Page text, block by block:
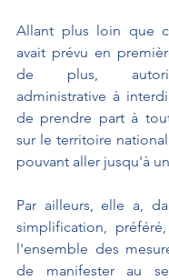
Allant plus loin que
avait prévu en
de plus,
administrative à
de prendre part à
sur le territoire
pouvant aller jusqu'à
Par ailleurs, elle a,
simplification,
l'ensemble des
de manifester au